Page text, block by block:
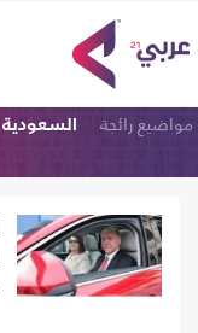
مواضيع رائجة السعودية